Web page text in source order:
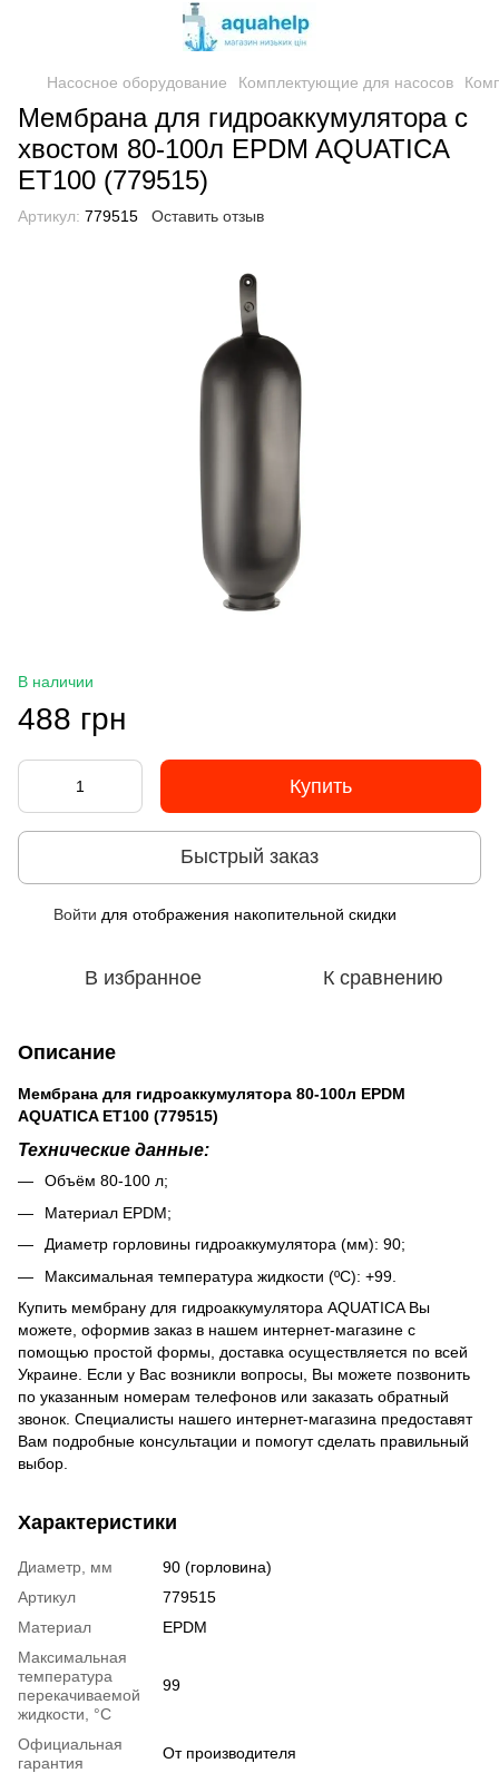
Насосное оборудование Комплектующие для насосов
Мембрана для гидроаккумулятора с
хвостом 80-100л EPDM AQUATICA
ET100 (779515)
Артикул: 779515 Оставить отзыв
В наличии
488 грн
Купить
Быстрый заказ
Войти для отображения накопительной скидки
В избранное К сравнению
Описание
Мембрана для гидроаккумулятора 80-100л EPDM
AQUATICA ET100 (779515)
Технические данные:
Объём 80-100 л;
Материал EPDM;
Диаметр горловины гидроаккумулятора (мм): 90;
Максимальная температура жидкости (ºС): +99.
Купить мембрану для гидроаккумулятора AQUATICA Вы
можете, оформив заказ в нашем интернет-магазине с
помощью простой формы, доставка осуществляется по всей
Украине. Если у Вас возникли вопросы, Вы можете позвонить
по указанным номерам телефонов или заказать обратный
звонок. Специалисты нашего интернет-магазина предоставят
Вам подробные консультации и помогут сделать правильный
выбор.
Характеристики
Диаметр, мм
90 (горловина)
Артикул
779515
Материал
EPDM
Максимальная
температура
перекачиваемой
жидкости, °C
99
Официальная
гарантия
От производителя